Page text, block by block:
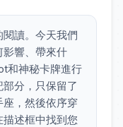
讀。今天我們
影響、帶來什
和神秘卡牌進行
分，只保留了
，然後依序穿
述框中找到您